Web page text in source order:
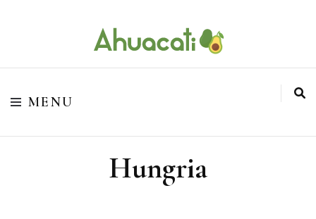
Ahuacati
O melhor da Internet em um só lugar
MENU
Hungria